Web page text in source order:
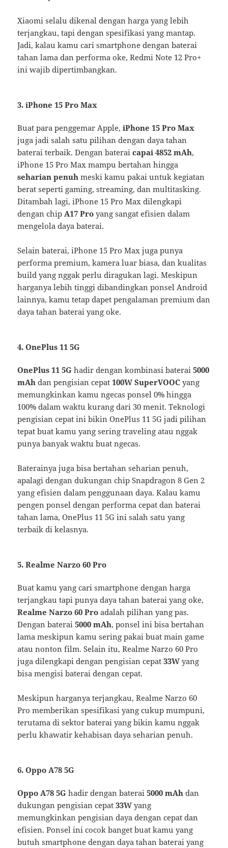
Xiaomi selalu dikenal dengan harga yang lebih
terjangkau, tapi dengan spesifikasi yang mantap.
Jadi, kalau kamu cari smartphone dengan baterai
tahan lama dan performa oke, Redmi Note 12 Pro+
ini wajib dipertimbangkan.
3. iPhone 15 Pro Max
Buat para penggemar Apple,iPhone 15 Pro Max
juga jadi salah satu pilihan dengan daya tahan
baterai terbaik. Dengan bateraicapai 4852 mAh,
iPhone 15 Pro Max mampu bertahan hingga
seharian penuh meski kamu pakai untuk kegiatan
berat seperti gaming, streaming, dan multitasking.
Ditambah lagi, iPhone 15 Pro Max dilengkapi
dengan chip A17 Pro yang sangat efisien dalam
mengelola daya baterai.
Selain baterai, iPhone 15 Pro Max juga punya
performa premium, kamera luar biasa, dan kualitas
build yang nggak perlu diragukan lagi. Meskipun
harganya lebih tinggi dibandingkan ponsel Android
lainnya, kamu tetap dapet pengalaman premium dan
daya tahan baterai yang oke.
4. OnePlus 11 5G
OnePlus 11 5G hadir dengan kombinasi baterai5000
mAh dan pengisian cepat100W SuperVOOC yang
memungkinkan kamu ngecas ponsel 0% hingga
100% dalam waktu kurang dari 30 menit. Teknologi
pengisian cepat ini bikin OnePlus 11 5G jadi pilihan
tepat buat kamu yang sering traveling atau nggak
punya banyak waktu buat ngecas.
Baterainya juga bisa bertahan seharian penuh,
apalagi dengan dukungan chip Snapdragon 8 Gen 2
yang efisien dalam penggunaan daya. Kalau kamu
pengen ponsel dengan performa cepat dan baterai
tahan lama, OnePlus 11 5G ini salah satu yang
terbaik di kelasnya.
5. Realme Narzo 60 Pro
Buat kamu yang cari smartphone dengan harga
terjangkau tapi punya daya tahan baterai yang oke,
Realme Narzo 60 Pro adalah pilihan yang pas.
Dengan baterai5000 mAh, ponsel ini bisa bertahan
lama meskipun kamu sering pakai buat main game
atau nonton film. Selain itu, Realme Narzo 60 Pro
juga dilengkapi dengan pengisian cepat33W yang
bisa mengisi baterai dengan cepat.
Meskipun harganya terjangkau, Realme Narzo 60
Pro memberikan spesifikasi yang cukup mumpuni,
terutama di sektor baterai yang bikin kamu nggak
perlu khawatir kehabisan daya seharian penuh.
6. Oppo A78 5G
Oppo A78 5G hadir dengan baterai5000 mAh dan
dukungan pengisian cepat33W yang
memungkinkan pengisian daya dengan cepat dan
efisien. Ponsel ini cocok banget buat kamu yang
butuh smartphone dengan daya tahan baterai yang